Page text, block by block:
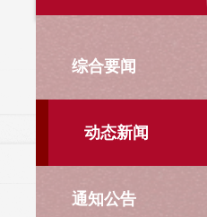
综合要闻
动态新闻
通知公告